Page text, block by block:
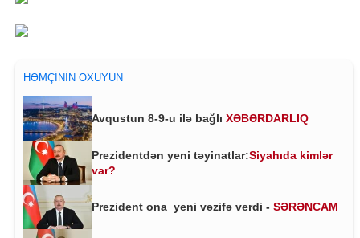
HƏMÇININ OXUYUN
Avqustun 8-9-u ilə bağlı XƏBƏRDARLIQ
Prezidentdən yeni təyinatlar:Siyahıda kimlər
var?
Prezident ona yeni vəzifə verdi - SƏRƏNCAM